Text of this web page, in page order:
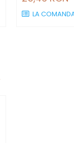
LA